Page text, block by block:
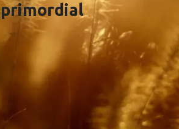
primordial